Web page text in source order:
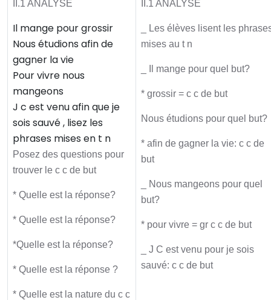
II.1 ANALYSE
Il mange pour grossir
Nous étudions afin de
gagner la vie
Pour vivre nous
mangeons
J c est venu afin que je
sois sauvé , lisez les
phrases mises en t n
Posez des questions pour
trouver le c c de but
* Quelle est la réponse?
* Quelle est la réponse?
*Quelle est la réponse?
* Quelle est la réponse ?
* Quelle est la nature du c c
II.1 ANALYSE
_ Les élèves lisent les
mises au t n
_ Il mange pour quel but?
* grossir = c c de but
Nous étudions pour quel but?
* afin de gagner la vie: c c de
but
_ Nous mangeons pour quel
but?
* pour vivre = gr c c de but
_ J C est venu pour je sois
sauvé: c c de but